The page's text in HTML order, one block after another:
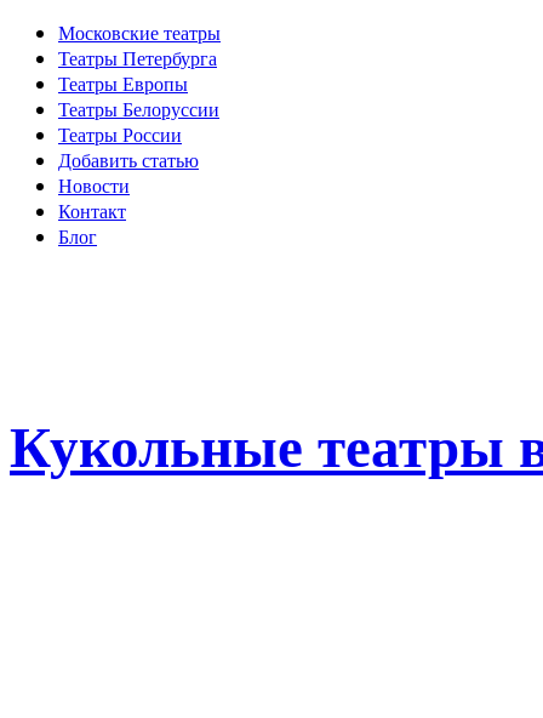
Московские театры
Театры Петербурга
Театры Европы
Театры Белоруссии
Театры России
Добавить статью
Новости
Контакт
Блог
Кукольные театры